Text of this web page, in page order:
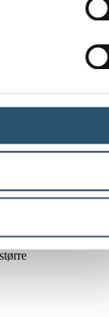
må derfor
i
billigste, men vi
og er ofte hurtigst